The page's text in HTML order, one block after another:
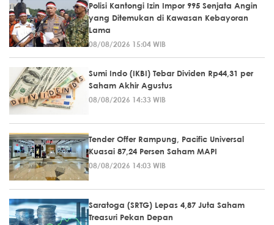
Polisi Kantongi Izin Impor 995 Senjata Angin
yang Ditemukan di Kawasan Kebayoran
Lama
08/08/2026 15:04 WIB
Sumi Indo (IKBI) Tebar Dividen Rp44,31 per
Saham Akhir Agustus
08/08/2026 14:33 WIB
Tender Offer Rampung, Pacific Universal
Kuasai 87,24 Persen Saham MAPI
08/08/2026 14:03 WIB
Saratoga (SRTG) Lepas 4,87 Juta Saham
Treasuri Pekan Depan